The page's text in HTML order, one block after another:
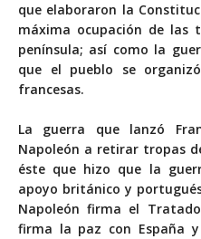
que elaboraron la
máxima ocupación de las
península; así como la
que el pueblo se
francesas.
La guerra que lanzó
Napoleón a retirar tropas
éste que hizo que la
apoyo británico y
Napoleón firma el
firma la paz con España y